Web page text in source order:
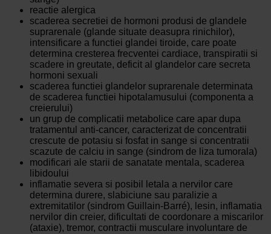
reactie alergica
scaderea secretiei de hormoni produsi de glandele
suprarenale (glande situate deasupra rinichilor),
intensificare a functiei glandei tiroide, care poate
determina cresterea frecventei cardiace, transpiratii si
scadere in greutate, deficit al glandelor care secreta
hormoni sexuali
scaderea functiei glandelor suprarenale determinata
de scaderea functiei hipotalamusului (componenta a
creierului)
un grup de complicatii metabolice care apar dupa
tratamentul anti-cancer, caracterizat de concentratii
crescute de potasiu si fosfat in sange si concentratii
scazute de calciu in sange (sindrom de liza tumorala)
modificari ale starii de sanatate mentala, scaderea
libidoului
inflamatie severa si posibil letala a nervilor care
determina durere, slabiciune sau paralizie a
extremitatilor (sindrom Guillain-Barré), lesin, inflamatia
nervilor din creier, dificultati de coordonare a miscarilor
(ataxie), tremor, contractii musculare involuntare de